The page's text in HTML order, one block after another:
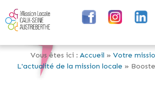
Vous êtes ici : Accueil » Votre
L'actualité de la mission locale »